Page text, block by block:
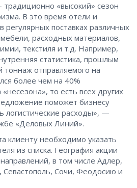
традиционно «высокий» сезон
В это время отели и
поставках различных
расходных материалов,
текстиля и т.д. Например,
статистика, прошлым
отправляемого на
более чем на 40%
то есть всех других
поможет бизнесу
логистические расходы», —
«Деловых Линий».
клиенту необходимо указать
из списка. География акции
в том числе Адлер,
Севастополь, Сочи, Феодосию и